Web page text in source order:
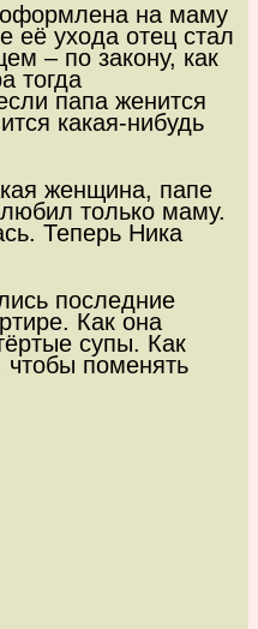
оформлена на маму
её ухода отец стал
– по закону, как
тогда
папа женится
какая-нибудь
женщина, папе
только маму.
Теперь Ника
последние
Как она
супы. Как
чтобы поменять